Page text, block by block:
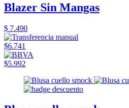
Blazer Sin Mangas
$ 7.490
$6.741
$5.992